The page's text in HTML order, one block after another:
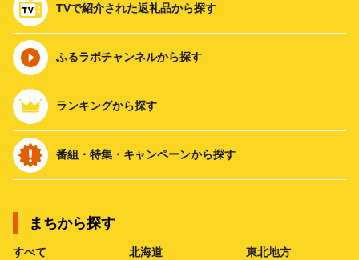
TVで紹介された返礼品から探す
ふるラボチャンネルから探す
ランキングから探す
番組・特集・キャンペーンから探す
まちから探す
すべて 北海道 東北地方